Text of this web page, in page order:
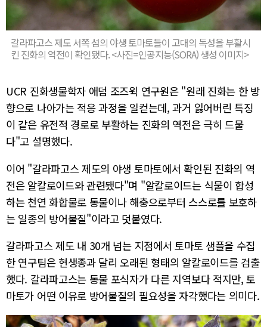
갈라파고스 제도 서쪽 섬의 야생 토마토들이 고대의 독성을 부활시
킨 진화의 역전이 확인됐다. <사진=인공지능(SORA) 생성 이미지>
UCR 진화생물학자 애덤 조즈윅 연구원은 "원래 진화는 한 방
향으로 나아가는 적응 과정을 일컫는데, 과거 잃어버린 특징
이 같은 유전적 경로로 부활하는 진화의 역전은 극히 드물
다"고 설명했다.
이어 "갈라파고스 제도의 야생 토마토에서 확인된 진화의 역
전은 알칼로이드와 관련됐다"며 "알칼로이드는 식물이 합성
하는 천연 화합물로 동물이나 해충으로부터 스스로를 보호하
는 일종의 방어물질"이라고 덧붙였다.
갈라파고스 제도 내 30개 넘는 지점에서 토마토 샘플을 수집
한 연구팀은 현생종과 달리 오래된 형태의 알칼로이드를 검출
했다. 갈라파고스는 동물 포식자가 다른 지역보다 적지만, 토
마토가 어떤 이유로 방어물질의 필요성을 자각했다는 의미다.